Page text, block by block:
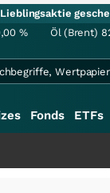
Lieblingsaktie
% Öl (Brent)
Fonds ETFs